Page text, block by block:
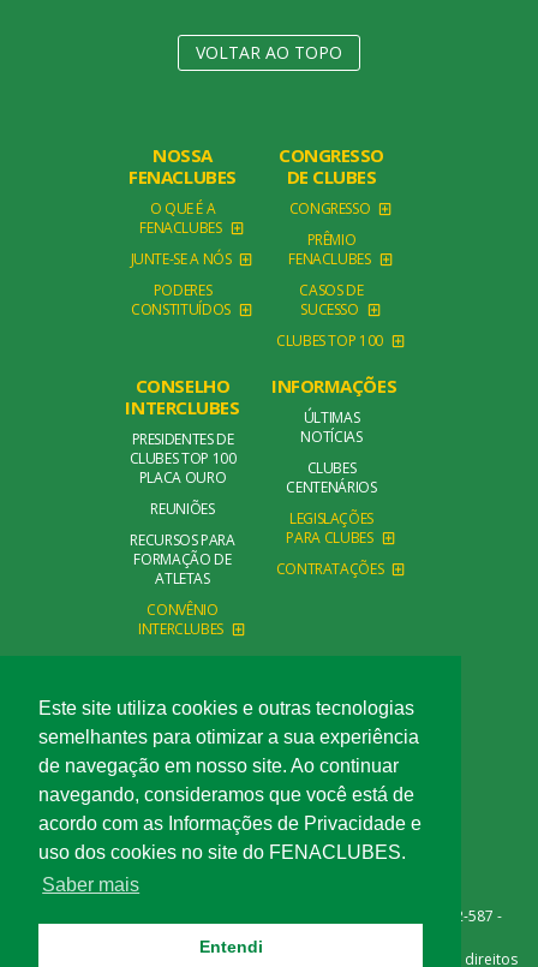
Este site utiliza cookies e outras tecnologias
semelhantes para otimizar a sua experiência
de navegação em nosso site. Ao continuar
navegando, consideramos que você está de
acordo com as Informações de Privacidade e
uso dos cookies no site do FENACLUBES.
Saber mais
Entendi
VOLTAR AO TOPO
NOSSA
FENACLUBES
O QUE É A
FENACLUBES
JUNTE-SE A NÓS
PODERES
CONSTITUÍDOS
CONGRESSO
DE CLUBES
CONGRESSO
PRÊMIO
FENACLUBES
CASOS DE
SUCESSO
CLUBES TOP 100
CONSELHO
INTERCLUBES
PRESIDENTES DE
CLUBES TOP 100
PLACA OURO
REUNIÕES
RECURSOS PARA
FORMAÇÃO DE
ATLETAS
CONVÊNIO
INTERCLUBES
INFORMAÇÕES
ÚLTIMAS
NOTÍCIAS
CLUBES
CENTENÁRIOS
LEGISLAÇÕES
PARA CLUBES
CONTRATAÇÕES
FALE CONOSCO
Rua Açaí, 540 - Bairro das Palmeiras - Campinas/SP - CEP 13092-587 -
Telefone: (19) 3291-1717
©Copyright Confederação Nacional dos Clubes, 2026 . Todos os direitos